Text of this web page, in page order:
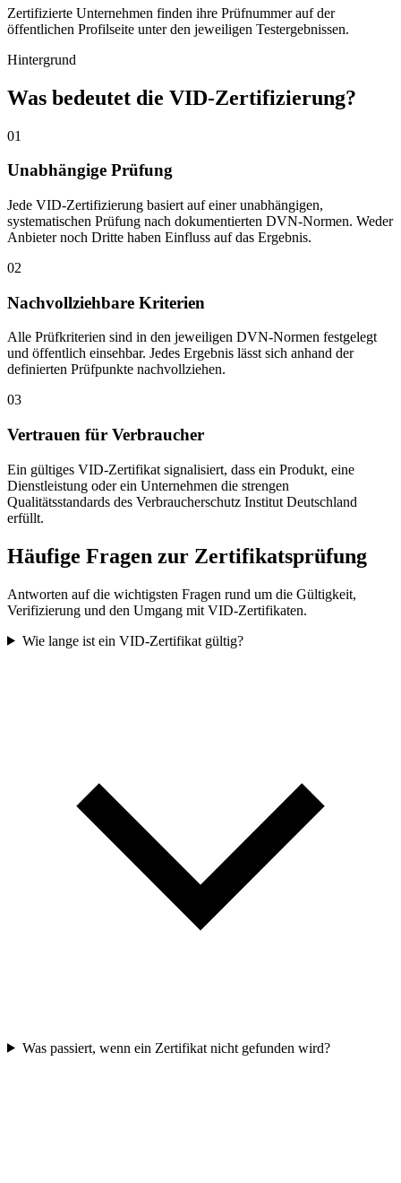
Zertifizierte Unternehmen finden ihre Prüfnummer auf der
öffentlichen Profilseite unter den jeweiligen Testergebnissen.
Hintergrund
Was bedeutet die VID-Zertifizierung?
01
Unabhängige Prüfung
Jede VID-Zertifizierung basiert auf einer unabhängigen,
systematischen Prüfung nach dokumentierten DVN-Normen. Weder
Anbieter noch Dritte haben Einfluss auf das Ergebnis.
02
Nachvollziehbare Kriterien
Alle Prüfkriterien sind in den jeweiligen DVN-Normen festgelegt
und öffentlich einsehbar. Jedes Ergebnis lässt sich anhand der
definierten Prüfpunkte nachvollziehen.
03
Vertrauen für Verbraucher
Ein gültiges VID-Zertifikat signalisiert, dass ein Produkt, eine
Dienstleistung oder ein Unternehmen die strengen
Qualitätsstandards des Verbraucherschutz Institut Deutschland
erfüllt.
Häufige Fragen zur Zertifikatsprüfung
Antworten auf die wichtigsten Fragen rund um die Gültigkeit,
Verifizierung und den Umgang mit VID-Zertifikaten.
Wie lange ist ein VID-Zertifikat gültig?
Was passiert, wenn ein Zertifikat nicht gefunden wird?